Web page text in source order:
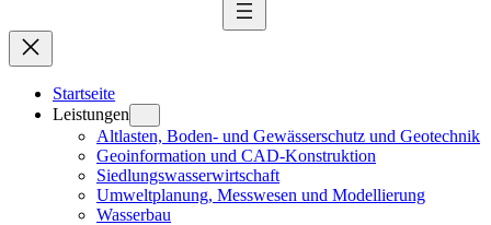
Startseite
Leistungen
Altlasten, Boden- und Gewässerschutz und Geotechnik
Geoinformation und CAD-Konstruktion
Siedlungswasserwirtschaft
Umweltplanung, Messwesen und Modellierung
Wasserbau